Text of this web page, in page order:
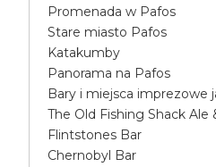
Promenada w Pafos
Stare miasto Pafos
Katakumby
Panorama na Pafos
Bary i miejsca imprezowe
The Old Fishing Shack Ale
Flintstones Bar
Chernobyl Bar